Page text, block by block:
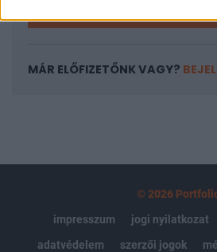
MÁR ELŐFIZETŐNK VAGY?
© 2026
impresszum
jogi nyilatkozat
adatvédelem
szerzői jogok